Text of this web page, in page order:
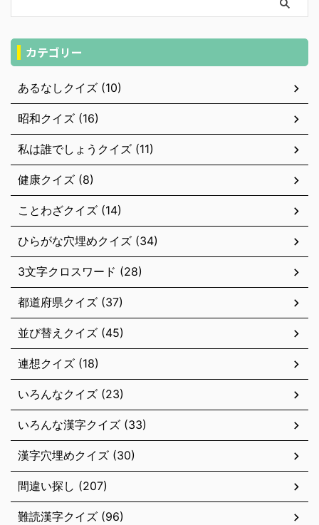
カテゴリー
あるなしクイズ (10)
昭和クイズ (16)
私は誰でしょうクイズ (11)
健康クイズ (8)
ことわざクイズ (14)
ひらがな穴埋めクイズ (34)
3文字クロスワード (28)
都道府県クイズ (37)
並び替えクイズ (45)
連想クイズ (18)
いろんなクイズ (23)
いろんな漢字クイズ (33)
漢字穴埋めクイズ (30)
間違い探し (207)
難読漢字クイズ (96)